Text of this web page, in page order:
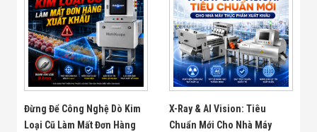
Đừng Để Công Nghệ Dò Kim
Loại Cũ Làm Mất Đơn Hàng
X-Ray & AI Vision: Tiêu
Chuẩn Mới Cho Nhà Máy